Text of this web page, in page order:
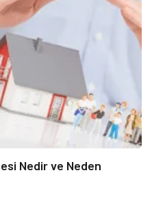
Nedir ve Neden